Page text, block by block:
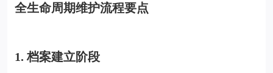
全生命周期维护流程要点
1.档案建立阶段